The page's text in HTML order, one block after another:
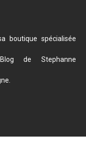
boutique spécialisée
de Stephanne